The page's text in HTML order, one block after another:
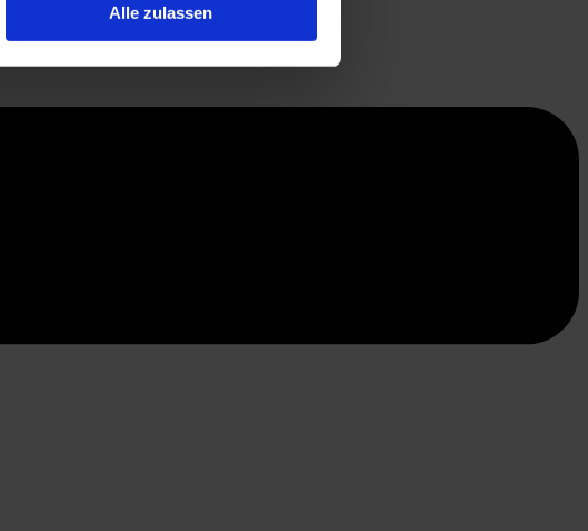
Alle zulassen